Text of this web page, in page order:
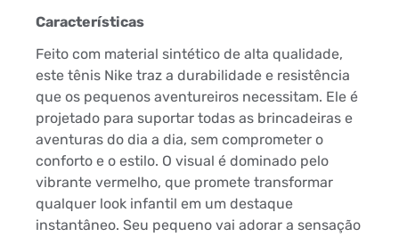
Características
Feito com material sintético de alta qualidade,
este tênis Nike traz a durabilidade e resistência
que os pequenos aventureiros necessitam. Ele é
projetado para suportar todas as brincadeiras e
aventuras do dia a dia, sem comprometer o
conforto e o estilo. O visual é dominado pelo
vibrante vermelho, que promete transformar
qualquer look infantil em um destaque
instantâneo. Seu pequeno vai adorar a sensação